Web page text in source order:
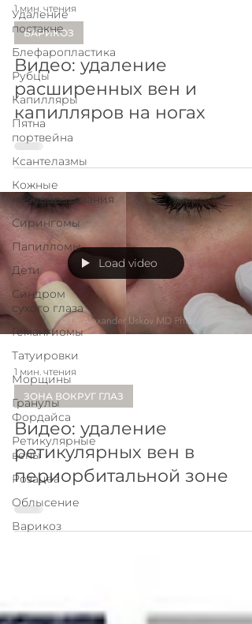
Удаление
постакне
Блефаропластика
Рубцы
Капилляры
Пятна
портвейна
Ксантелазмы
Кожные
новообразования
Сирингомы
Папилломы
Дети
Синдром
сухого глаза
Гемангиомы
Татуировки
Морщины
Гранулы
Фордайса
Ретикулярные
вены
Розацеа
Облысение
Варикоз
1 мин. чтения
ВАРИКОЗ
Видео: удаление
расширенных вен и
капилляров на ногах
Load video
1 мин. чтения
ЗОНА ВОКРУГ ГЛАЗ
Видео: удаление
ретикулярных вен в
периорбитальной зоне